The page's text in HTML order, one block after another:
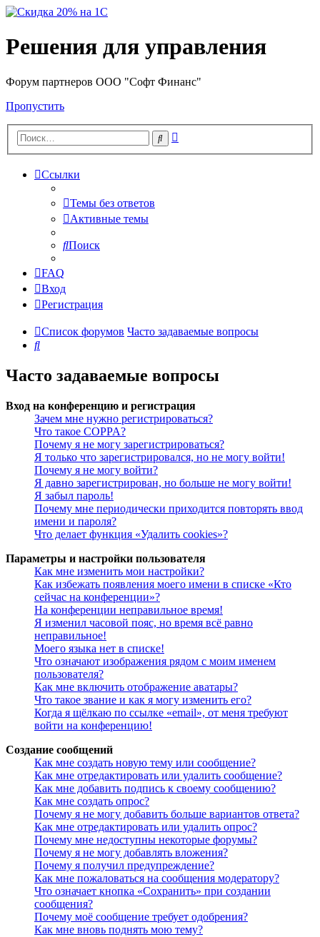
Решения для управления
Форум партнеров ООО "Софт Финанс"
Пропустить
Поиск
Ссылки
Темы без ответов
Активные темы
Поиск
FAQ
Вход
Регистрация
Список форумов Часто задаваемые вопросы
Поиск
Часто задаваемые вопросы
Вход на конференцию и регистрация
Зачем мне нужно регистрироваться?
Что такое COPPA?
Почему я не могу зарегистрироваться?
Я только что зарегистрировался, но не могу войти!
Почему я не могу войти?
Я давно зарегистрирован, но больше не могу войти!
Я забыл пароль!
Почему мне периодически приходится повторять ввод
имени и пароля?
Что делает функция «Удалить cookies»?
Параметры и настройки пользователя
Как мне изменить мои настройки?
Как избежать появления моего имени в списке «Кто
сейчас на конференции»?
На конференции неправильное время!
Я изменил часовой пояс, но время всё равно
неправильное!
Моего языка нет в списке!
Что означают изображения рядом с моим именем
пользователя?
Как мне включить отображение аватары?
Что такое звание и как я могу изменить его?
Когда я щёлкаю по ссылке «email», от меня требуют
войти на конференцию!
Создание сообщений
Как мне создать новую тему или сообщение?
Как мне отредактировать или удалить сообщение?
Как мне добавить подпись к своему сообщению?
Как мне создать опрос?
Почему я не могу добавить больше вариантов ответа?
Как мне отредактировать или удалить опрос?
Почему мне недоступны некоторые форумы?
Почему я не могу добавлять вложения?
Почему я получил предупреждение?
Как мне пожаловаться на сообщения модератору?
Что означает кнопка «Сохранить» при создании
сообщения?
Почему моё сообщение требует одобрения?
Как мне вновь поднять мою тему?